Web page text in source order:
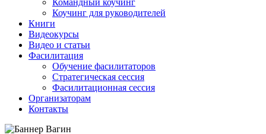
Командный коучинг
Коучинг для руководителей
Книги
Видеокурсы
Видео и статьи
Фасилитация
Обучение фасилитаторов
Стратегическая сессия
Фасилитационная сессия
Организаторам
Контакты